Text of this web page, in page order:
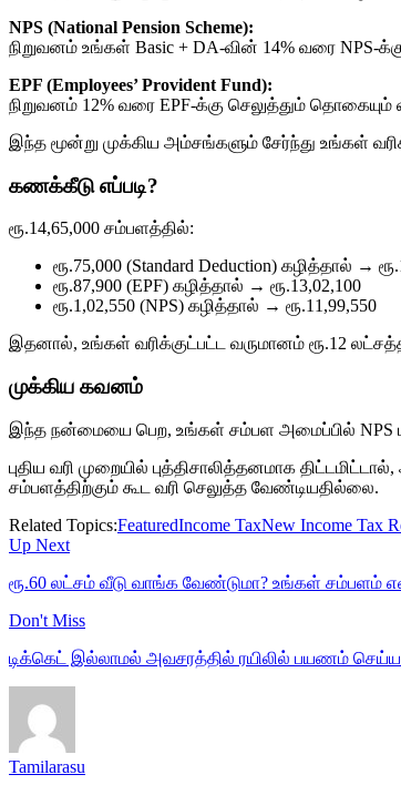
NPS (National Pension Scheme):
நிறுவனம் உங்கள் Basic + DA-வின் 14% வரை NPS-
EPF (Employees’ Provident Fund):
நிறுவனம் 12% வரை EPF-க்கு செலுத்தும் தொகையும்
இந்த மூன்று முக்கிய அம்சங்களும் சேர்ந்து உங்கள்
கணக்கீடு எப்படி?
ரூ.14,65,000 சம்பளத்தில்:
ரூ.75,000 (Standard Deduction) கழித்தால் →
ரூ.87,900 (EPF) கழித்தால் → ரூ.13,02,100
ரூ.1,02,550 (NPS) கழித்தால் → ரூ.11,99,550
இதனால், உங்கள் வரிக்குட்பட்ட வருமானம் ரூ.12
முக்கிய கவனம்
இந்த நன்மையை பெற, உங்கள் சம்பள அமைப்பில் NPS
புதிய வரி முறையில் புத்திசாலித்தனமாக
சம்பளத்திற்கும் கூட வரி செலுத்த வேண்டியதில்லை.
Related Topics:FeaturedIncome TaxNew Income Tax
Up Next
ரூ.60 லட்சம் வீடு வாங்க வேண்டுமா? உங்கள் சம்பளம்
Don't Miss
டிக்கெட் இல்லாமல் அவசரத்தில் ரயிலில் பயணம்
Tamilarasu